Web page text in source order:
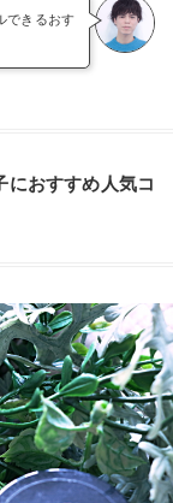
できるおす
おすすめ人気コ